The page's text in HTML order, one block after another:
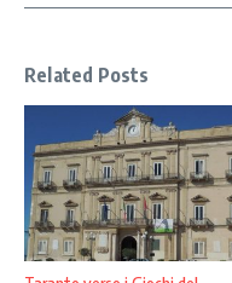
Related Posts